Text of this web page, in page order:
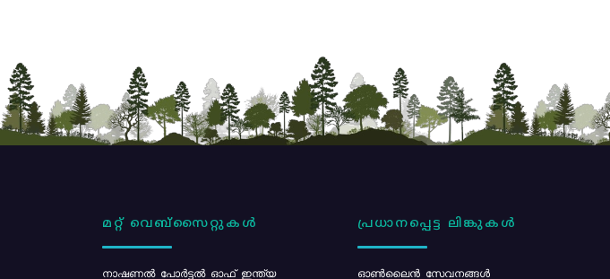
മറ്റ് വെബ്സൈറ്റുകൾ
നാഷണൽ പോർട്ടൽ ഓഫ് ഇന്ത്യ
പ്രധാനപ്പെട്ട ലിങ്കുകൾ
ഓൺലൈൻ സേവനങ്ങൾ